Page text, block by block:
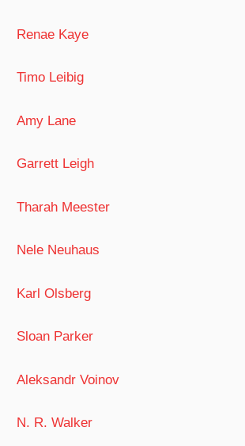
Renae Kaye
Timo Leibig
Amy Lane
Garrett Leigh
Tharah Meester
Nele Neuhaus
Karl Olsberg
Sloan Parker
Aleksandr Voinov
N. R. Walker